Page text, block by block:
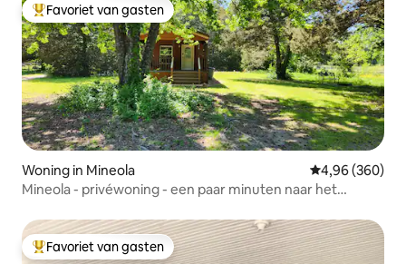
Topfavoriet van gasten
Favoriet van gasten
Woning in Mineola Gemiddelde
4,96 (360)
Mineola - privéwoning - een paar minuten naar het
Topfavoriet van gasten
Favoriet van gasten